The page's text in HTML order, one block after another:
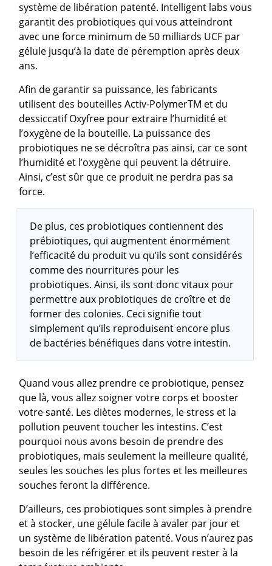
système de libération patenté. Intelligent labs vous
garantit des probiotiques qui vous atteindront
avec une force minimum de 50 milliards UCF par
gélule jusqu’à la date de péremption après deux
ans.
Afin de garantir sa puissance, les fabricants
utilisent des bouteilles Activ-PolymerTM et du
dessiccatif Oxyfree pour extraire l’humidité et
l’oxygène de la bouteille. La puissance des
probiotiques ne se décroîtra pas ainsi, car ce sont
l’humidité et l’oxygène qui peuvent la détruire.
Ainsi, c’est sûr que ce produit ne perdra pas sa
force.
De plus, ces probiotiques contiennent des
prébiotiques, qui augmentent énormément
l’efficacité du produit vu qu’ils sont considérés
comme des nourritures pour les
probiotiques. Ainsi, ils sont donc vitaux pour
permettre aux probiotiques de croître et de
former des colonies. Ceci signifie tout
simplement qu’ils reproduisent encore plus
de bactéries bénéfiques dans votre intestin.
Quand vous allez prendre ce probiotique, pensez
que là, vous allez soigner votre corps et booster
votre santé. Les diètes modernes, le stress et la
pollution peuvent toucher les intestins. C’est
pourquoi nous avons besoin de prendre des
probiotiques, mais seulement la meilleure qualité,
seules les souches les plus fortes et les meilleures
souches feront la différence.
D’ailleurs, ces probiotiques sont simples à prendre
et à stocker, une gélule facile à avaler par jour et
un système de libération patenté. Vous n’aurez pas
besoin de les réfrigérer et ils peuvent rester à la